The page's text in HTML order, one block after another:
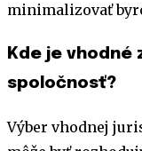
minimalizovať
Kde je
spoločnosť?
Výber vhodnej